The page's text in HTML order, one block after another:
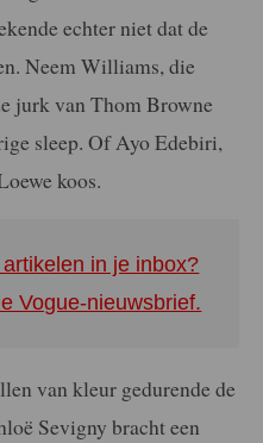
echter niet dat de
Neem Williams, die
jurk van Thom Browne
sleep. Of Ayo Edebiri,
koos.
in je inbox?
Vogue-nieuwsbrief.
van kleur gedurende de
Sevigny bracht een